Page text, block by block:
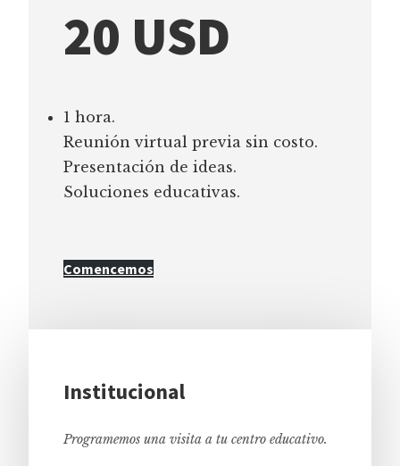
20 USD
1 hora.
Reunión virtual previa sin costo.
Presentación de ideas.
Soluciones educativas.
Comencemos
Institucional
Programemos una visita a tu centro educativo.